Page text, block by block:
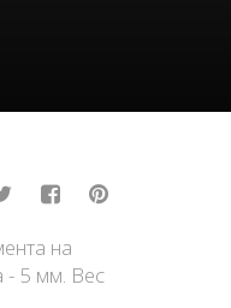
на
- 5 мм. Вес